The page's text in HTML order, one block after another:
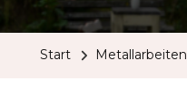
Start Metallarbeiten